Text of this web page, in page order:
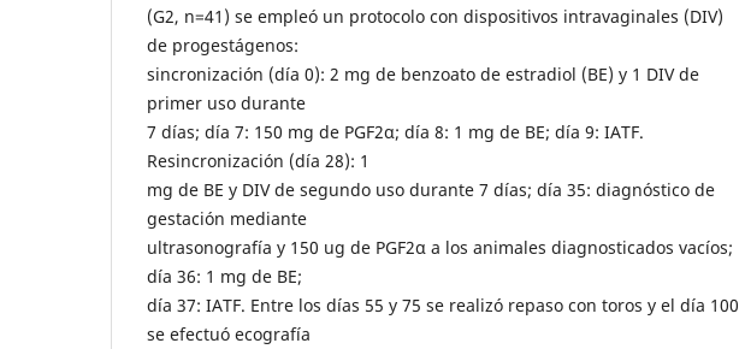
(G2, n=41) se empleó un protocolo con dispositivos intravaginales (DIV)
de progestágenos:
sincronización (día 0): 2 mg de benzoato de estradiol (BE) y 1 DIV de
primer uso durante
7 días; día 7: 150 mg de PGF2α; día 8: 1 mg de BE; día 9: IATF.
Resincronización (día 28): 1
mg de BE y DIV de segundo uso durante 7 días; día 35: diagnóstico de
gestación mediante
ultrasonografía y 150 ug de PGF2α a los animales diagnosticados vacíos;
día 36: 1 mg de BE;
día 37: IATF. Entre los días 55 y 75 se realizó repaso con toros y el día 100
se efectuó ecografía